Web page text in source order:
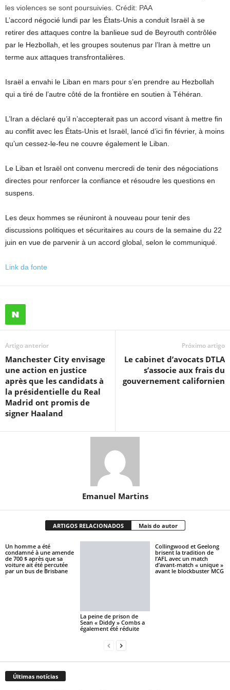
les violences se sont poursuivies. Crédit: PAA
L’accord négocié lundi par les États-Unis a conduit Israël à se
retirer des attaques contre la banlieue sud de Beyrouth contrôlée
par le Hezbollah, et les groupes soutenus par l’Iran à mettre un
terme aux attaques transfrontalières.
Israël a envahi le Liban en mars pour s’en prendre au Hezbollah
qui a tiré de l’autre côté de la frontière en soutien à Téhéran.
L’Iran a déclaré qu’il n’accepterait pas un accord visant à mettre fin
au conflit avec les États-Unis et Israël, lancé d’ici fin février, à moins
qu’un cessez-le-feu ne couvre également le Liban.
Le Liban et Israël ont convenu mercredi de tenir des négociations
directes pour renforcer la confiance et résoudre les questions en
suspens.
Les deux hommes se réuniront à nouveau pour tenir des
discussions politiques et sécuritaires au cours de la semaine du 22
juin en vue de parvenir à un accord global, selon le communiqué.
Link da fonte
Artigo anterior
Manchester City envisage
une action en justice
après que les candidats à
la présidentielle du Real
Madrid ont promis de
signer Haaland
Próximo artigo
Le cabinet d’avocats DTLA
s’associe aux frais du
gouvernement californien
Emanuel Martins
ARTIGOS RELACIONADOS Mais do autor
Un homme a été
condamné à une amende
de 700 $ après que sa
voiture ait été percutée
par un bus de Brisbane
La peine de prison de
Sean « Diddy » Combs a
également été réduite
Collingwood et Geelong
brisent la tradition de
l’AFL avec un match
d’avant-match « unique »
avant le blockbuster MCG
Últimas notícias